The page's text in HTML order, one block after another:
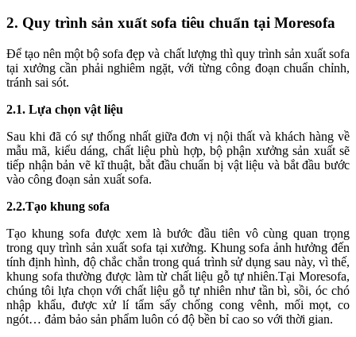
2. Quy trình sản xuất sofa tiêu chuẩn tại Moresofa
Để tạo nên một bộ sofa đẹp và chất lượng thì quy trình sản xuất sofa
tại xưởng cần phải nghiêm ngặt, với từng công đoạn chuẩn chỉnh,
tránh sai sót.
2.1. Lựa chọn vật liệu
Sau khi đã có sự thống nhất giữa đơn vị nội thất và khách hàng về
mẫu mã, kiểu dáng, chất liệu phù hợp, bộ phận xưởng sản xuất sẽ
tiếp nhận bản vẽ kĩ thuật, bắt đầu chuẩn bị vật liệu và bắt đầu bước
vào công đoạn sản xuất sofa.
2.2.Tạo khung sofa
Tạo khung sofa được xem là bước đầu tiên vô cùng quan trọng
trong quy trình sản xuất sofa tại xưởng. Khung sofa ảnh hưởng đến
tính định hình, độ chắc chắn trong quá trình sử dụng sau này, vì thế,
khung sofa thường được làm từ chất liệu gỗ tự nhiên.Tại Moresofa,
chúng tôi lựa chọn với chất liệu gỗ tự nhiên như tần bì, sồi, óc chó
nhập khẩu, được xử lí tẩm sấy chống cong vênh, mối mọt, co
ngót… đảm bảo sản phẩm luôn có độ bền bỉ cao so với thời gian.